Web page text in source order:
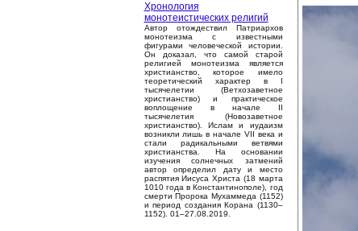
Хронология
монотеистических религий
Автор отождествил Патриархов
монотеизма с известными
фигурами человеческой истории.
Он доказал, что самой старой
религией монотеизма является
христианство, которое имело
теоретический характер в I
тысячелетии (Ветхозаветное
христианство) и практическое
воплощение в начале II
тысячелетия (Новозаветное
христианство). Ислам и иудаизм
возникли лишь в начале VII века и
стали радикальными ветвями
христианства. На основании
изучения солнечных затмений
автор определил дату и место
распятия Иисуса Христа (18 марта
1010 года в Константинополе), год
смерти Пророка Мухаммеда (1152)
и период создания Корана (1130–
1152). 01–27.08.2019.